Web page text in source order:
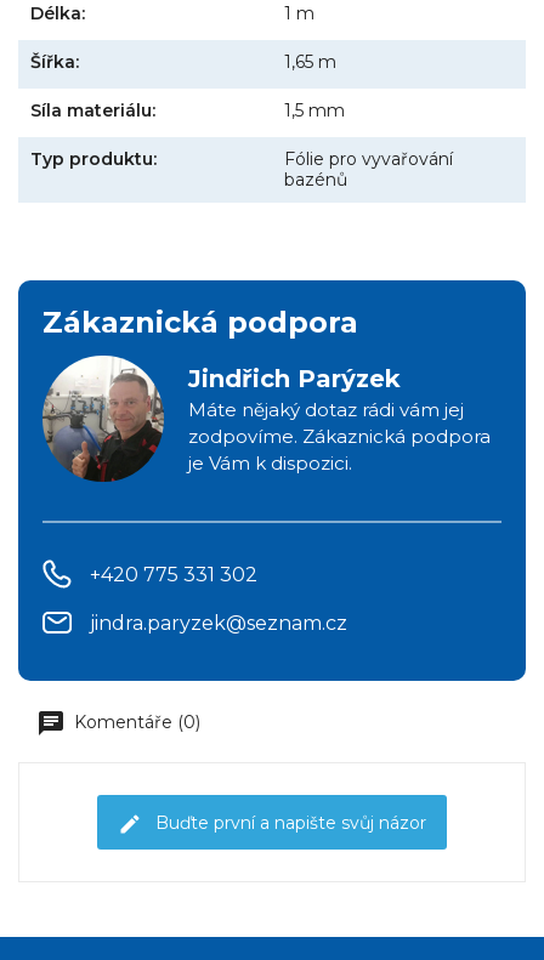
Délka: 1 m
Šířka: 1,65 m
Síla materiálu: 1,5 mm
Typ produktu:
Fólie pro vyvařování
bazénů
Zákaznická podpora
Jindřich Parýzek
Máte nějaký dotaz rádi vám jej
zodpovíme. Zákaznická podpora
je Vám k dispozici.
+420 775 331 302
jindra.paryzek@seznam.cz
Komentáře (0)
Buďte první a napište svůj názor